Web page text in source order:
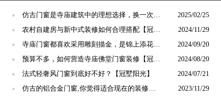
●
仿古门窗是寺庙建筑中的理想选择，换一次用
终生【冠墅阳光】
2025/02/25
●
农村自建房与新中式装修如何合理搭配【冠墅
阳光】
2024/11/29
●
寺庙门窗都喜欢采用雕刻描金，是锦上添花
吗？【冠墅阳光】
2024/09/20
●
预算不多，如何营造寺庙佛堂门窗装修【冠墅
阳光】
2024/08/20
● 法式轻奢风门窗到底好不好？【冠墅阳光】 2024/07/21
●
仿古的铝合金门窗,你觉得适合现在的装修吗?
2023/11/29